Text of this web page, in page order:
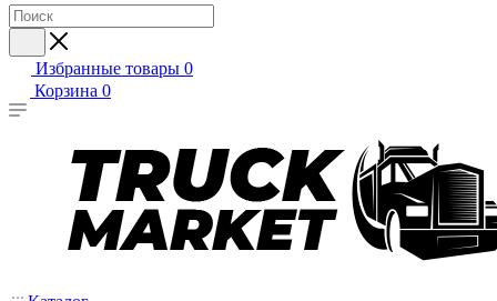
Избранные товары 0
Корзина 0